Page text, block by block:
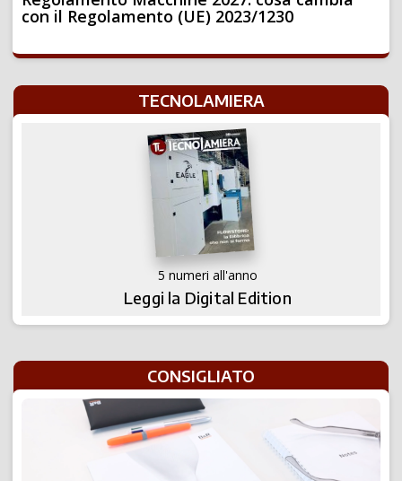
con il Regolamento (UE) 2023/1230
TECNOLAMIERA
5 numeri all'anno
Leggi la Digital Edition
CONSIGLIATO